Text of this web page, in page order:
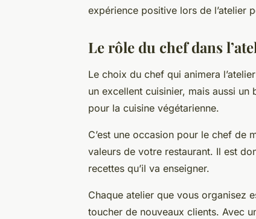
expérience positive lors de l’atelier
Le rôle du chef dans
Le choix du chef qui animera
un excellent cuisinier, mais aussi
pour la cuisine végétarienne.
C’est une occasion pour le chef de
valeurs de votre restaurant. Il est
recettes qu’il va enseigner.
Chaque atelier que vous organisez
toucher de nouveaux clients. Avec